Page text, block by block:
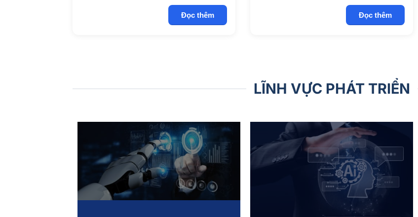
Đọc thêm Đọc thêm
LĨNH VỰC PHÁT TRIỂN